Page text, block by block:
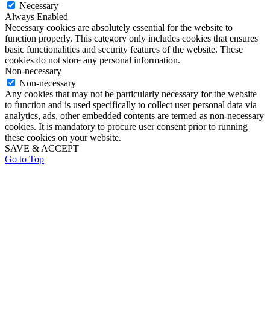
Necessary
Always Enabled
Necessary cookies are absolutely essential for the website to
function properly. This category only includes cookies that ensures
basic functionalities and security features of the website. These
cookies do not store any personal information.
Non-necessary
Non-necessary
Any cookies that may not be particularly necessary for the website
to function and is used specifically to collect user personal data via
analytics, ads, other embedded contents are termed as non-necessary
cookies. It is mandatory to procure user consent prior to running
these cookies on your website.
SAVE & ACCEPT
Go to Top